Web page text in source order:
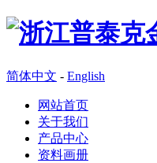
简体中文 - English
网站首页
关于我们
产品中心
资料画册